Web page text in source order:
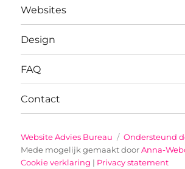
Websites
Design
FAQ
Contact
Website Advies Bureau
Ondersteund
Mede mogelijk gemaakt doorAnna-
Cookie verklaring | Privacy statement